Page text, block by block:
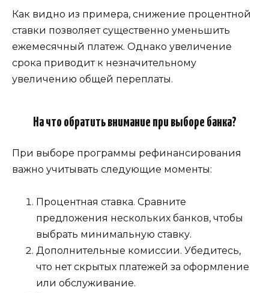
Как видно из примера, снижение процентной
ставки позволяет существенно уменьшить
ежемесячный платеж. Однако увеличение
срока приводит к незначительному
увеличению общей переплаты.
На что обратить внимание при выборе банка?
При выборе программы рефинансирования
важно учитывать следующие моменты:
Процентная ставка. Сравните
предложения нескольких банков, чтобы
выбрать минимальную ставку.
Дополнительные комиссии. Убедитесь,
что нет скрытых платежей за оформление
или обслуживание.